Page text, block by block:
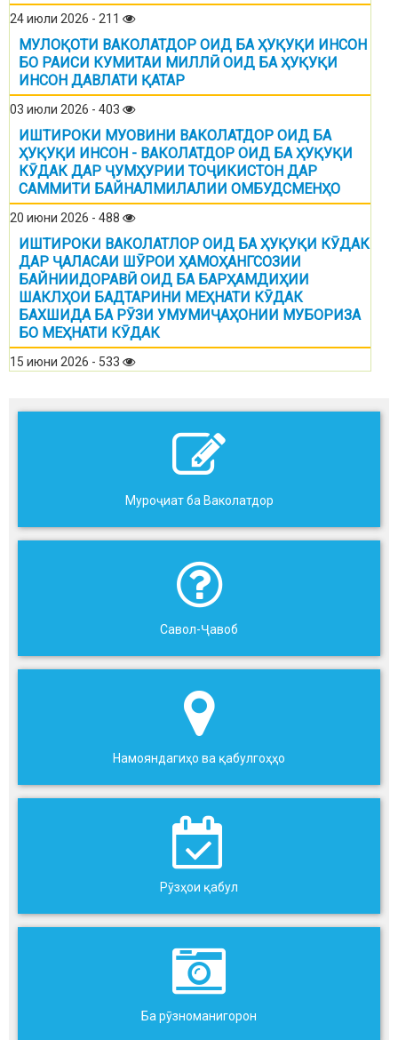
24 июли 2026 - 211
МУЛОҚОТИ ВАКОЛАТДОР ОИД БА ҲУҚУҚИ ИНСОН
БО РАИСИ КУМИТАИ МИЛЛӢ ОИД БА ҲУҚУҚИ
ИНСОН ДАВЛАТИ ҚАТАР
03 июли 2026 - 403
ИШТИРОКИ МУОВИНИ ВАКОЛАТДОР ОИД БА
ҲУҚУҚИ ИНСОН - ВАКОЛАТДОР ОИД БА ҲУҚУҚИ
КӮДАК ДАР ҶУМҲУРИИ ТОҶИКИСТОН ДАР
САММИТИ БАЙНАЛМИЛАЛИИ ОМБУДСМЕНҲО
20 июни 2026 - 488
ИШТИРОКИ ВАКОЛАТЛОР ОИД БА ҲУҚУҚИ КӮДАК
ДАР ҶАЛАСАИ ШӮРОИ ҲАМОҲАНГСОЗИИ
БАЙНИИДОРАВӢ ОИД БА БАРҲАМДИҲИИ
ШАКЛҲОИ БАДТАРИНИ МЕҲНАТИ КӮДАК
БАХШИДА БА РӮЗИ УМУМИҶАҲОНИИ МУБОРИЗА
БО МЕҲНАТИ КӮДАК
15 июни 2026 - 533
Муроҷиат ба Ваколатдор
Савол-Ҷавоб
Намояндагиҳо ва қабулгоҳҳо
Рӯзҳои қабул
Ба рӯзноманигорон